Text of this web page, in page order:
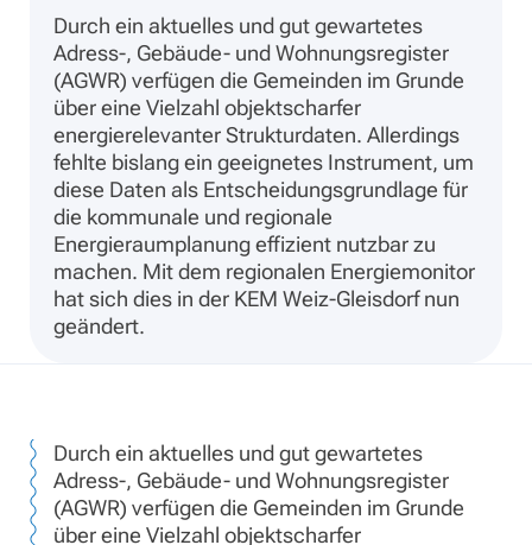
Durch ein aktuelles und gut gewartetes
Adress-, Gebäude- und Wohnungsregister
(AGWR) verfügen die Gemeinden im Grunde
über eine Vielzahl objektscharfer
energierelevanter Strukturdaten. Allerdings
fehlte bislang ein geeignetes Instrument, um
diese Daten als Entscheidungsgrundlage für
die kommunale und regionale
Energieraumplanung effizient nutzbar zu
machen. Mit dem regionalen Energiemonitor
hat sich dies in der KEM Weiz-Gleisdorf nun
geändert.
Durch ein aktuelles und gut gewartetes
Adress-, Gebäude- und Wohnungsregister
(AGWR) verfügen die Gemeinden im Grunde
über eine Vielzahl objektscharfer